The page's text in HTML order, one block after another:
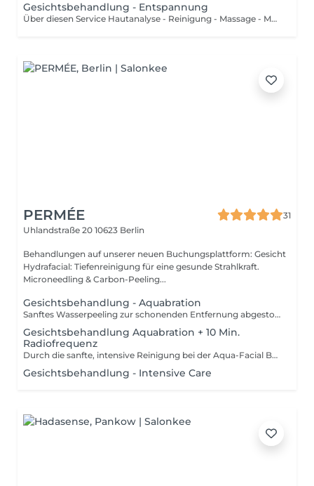
Gesichtsbehandlung - Entspannung
Über diesen Service Hautanalyse - Reinigung - Massage - Maske - Tagespflege Osaine Sea Care ist eine Meereskosmetik, die täglich hilft, Ihre Haut ein bisschen jünger erscheinen zu lassen. Osaine beschäftigt sich mit hochdosierten Pflanzenwirkstoffen aus dem Meer. Eine Senkung des Allergierisikos entsteht durch eine sogenannte Antihistermintätigkeit.
PERMÉE
31
Uhlandstraße 20 10623 Berlin
Behandlungen auf unserer neuen Buchungsplattform: Gesicht
Hydrafacial: Tiefenreinigung für eine gesunde Strahlkraft.
Microneedling & Carbon-Peeling...
Gesichtsbehandlung - Aquabration
Sanftes Wasserpeeling zur schonenden Entfernung abgestorbener Hautzellen und Tiefenreinigung. Für ein glattes, frisches und strahlendes Hautbild ideal für alle Hauttypen.
Gesichtsbehandlung Aquabration + 10 Min.
Radiofrequenz
Durch die sanfte, intensive Reinigung bei der Aqua-Facial Behandlung wird die Haut intensiv mit Feuchtigkeit versorgt, gestrafft und verjüngt. Sie ist sehr beliebt, da sie bei allen Hautbildern und Hautstrukturen angewendet werden kann und sofort wirkt. Die Haut hat mehr Spannkraft, ist frischer und zart.
Gesichtsbehandlung - Intensive Care